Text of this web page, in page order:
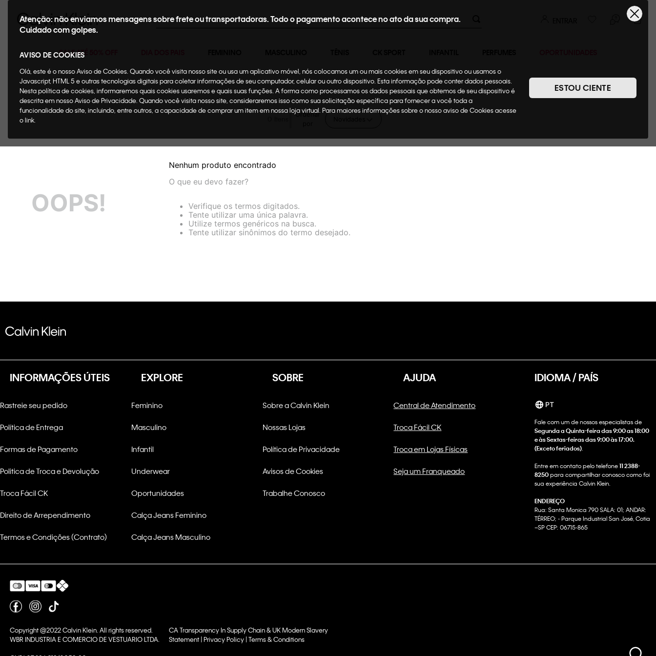
Buscar
SALE ATÉ 50% OFF
Atenção: não enviamos mensagens sobre frete ou transportadoras. Todo o pagamento acontece no ato da sua compra.
Cuidado com golpes.
AVISO DE COOKIES
Olá, este é o nosso Aviso de Cookies. Quando você visita nosso site ou usa um aplicativo móvel, nós colocamos um ou mais cookies em seu dispositivo ou usamos o
Javascript, HTML 5 e outras tecnologias digitais para coletar informações de seu computador, celular ou outro dispositivo. Esta informação pode conter dados pessoais.
Nesta política de cookies, informaremos quais cookies usaremos e quais suas funções. A forma como processamos os dados pessoais que obtemos de seu dispositivo é
descrita em nosso Aviso de Privacidade. Quando você visita nosso site, consideraremos isso como sua solicitação específica para fornecer a você toda a
funcionalidade do site, incluindo, entre outros, a capacidade de comprar um item em nossa loja virtual. Para maiores informações sobre o nosso aviso de Cookies acesse
o link.
ESTOU CIENTE
Ordenar
OOPS!
Nenhum produto encontrado
O que eu devo fazer?
Verifique os termos digitados.
Tente utilizar uma única palavra.
Utilize termos genéricos na busca.
Tente utilizar sinônimos do termo desejado.
INFORMAÇÕES ÚTEIS
Rastreie seu pedido
Política de Entrega
Formas de Pagamento
Politica de Troca e Devolução
Troca Fácil CK
Direito de Arrependimento
Termos e Condições (Contrato)
EXPLORE
Feminino
Masculino
Infantil
Underwear
Oportunidades
Calça Jeans Feminino
Calça Jeans Masculino
SOBRE
Sobre a Calvin Klein
Nossas Lojas
Política de Privacidade
Avisos de Cookies
Trabalhe Conosco
AJUDA
Central de Atendimento
Troca Fácil CK
Troca em Lojas Físicas
Seja um Franqueado
IDIOMA / PAÍS
PT
Fale com um de nossos especialistas de
Segunda a Quinta-feira das 9:00 as 18:00
e às Sextas-feiras das 9:00 às 17:00.
(Exceto feriados)
Entre em contato pelo telefone11 2388-
8250para compartilhar conosco como foi
sua experiência Calvin Klein.
ENDEREÇO
Rua: Santa Monica 790 SALA: 01; ANDAR:
TÉRREO; - Parque Industrial San José, Cotia
–SP CEP: 06715-865
Copyright @2022 Calvin Klein. All rights reserved.
WBR INDUSTRIA E COMERCIO DE VESTUARIO LTDA.
CA Transparency In Supply Chain & UK Modern Slavery
Statement | Privacy Policy | Terms & Conditions